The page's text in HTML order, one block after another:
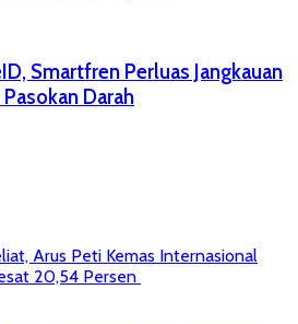
Smartfren Perluas Jangkauan
Darah
Arus Peti Kemas Internasional
20,54 Persen